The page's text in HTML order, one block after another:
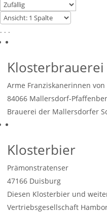
. . .
Arme Franziskanerinnen
84066 Mallersdorf-
Brauerei der Mallersdorfer
Klosterbier
Prämonstratenser
47166 Duisburg
Diesen Klosterbier und
Vertriebsgesellschaft